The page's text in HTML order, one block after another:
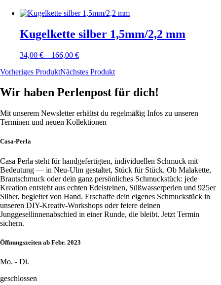
Kugelkette silber 1,5mm/2,2 mm
34,00 € – 166,00 €
Vorheriges ProduktNächstes Produkt
Wir haben Perlenpost für dich!
Mit unserem Newsletter erhältst du regelmäßig Infos zu unseren
Terminen und neuen Kollektionen
Casa-Perla
Casa Perla steht für handgefertigten, individuellen Schmuck mit
Bedeutung — in Neu-Ulm gestaltet, Stück für Stück. Ob Malakette,
Brautschmuck oder dein ganz persönliches Schmuckstück: jede
Kreation entsteht aus echten Edelsteinen, Süßwasserperlen und 925er
Silber, begleitet von Hand. Erschaffe dein eigenes Schmuckstück in
unseren DIY-Kreativ-Workshops oder feiere deinen
Junggesellinnenabschied in einer Runde, die bleibt. Jetzt Termin
sichern.
Öffnungszeiten ab Febr. 2023
Mo. - Di.
geschlossen